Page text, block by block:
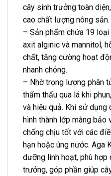
cây sinh trưởng toàn
cao chất lượng nông sản.
– Sản phẩm chứa 19
axit alginic và mannitol,
chất, tăng cường hoạt
nhanh chóng.
– Nhờ trọng lượng phân
thẩm thấu qua lá khi
và hiệu quả. Khi sử dụng
hình thành lớp màng bảo
chống chịu tốt với các
hạn hoặc úng nước. Aga
dưỡng linh hoạt, phù
trưởng, góp phần giúp